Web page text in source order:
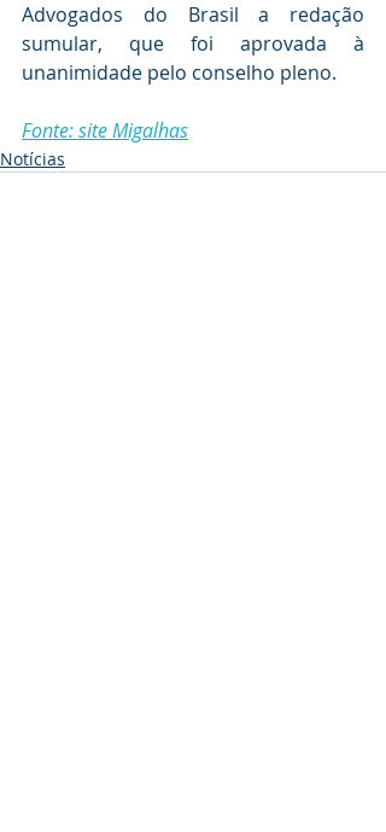
Advogados do Brasil a redação
sumular, que foi aprovada à
unanimidade pelo conselho pleno.
Fonte: site Migalhas
Notícias